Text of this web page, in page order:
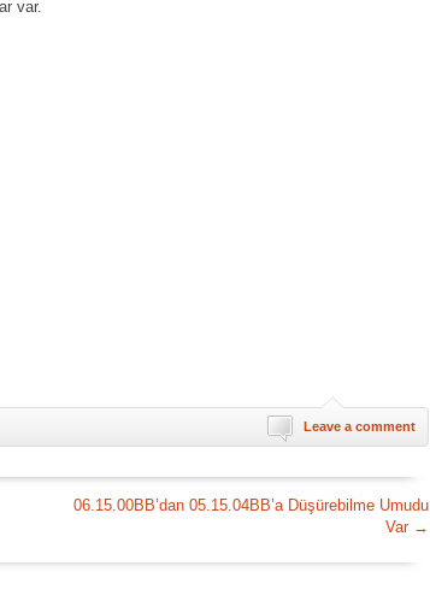
var.
Leave a comment
06.15.00BB’dan 05.15.04BB’a Düşürebilme Umudu
Var →